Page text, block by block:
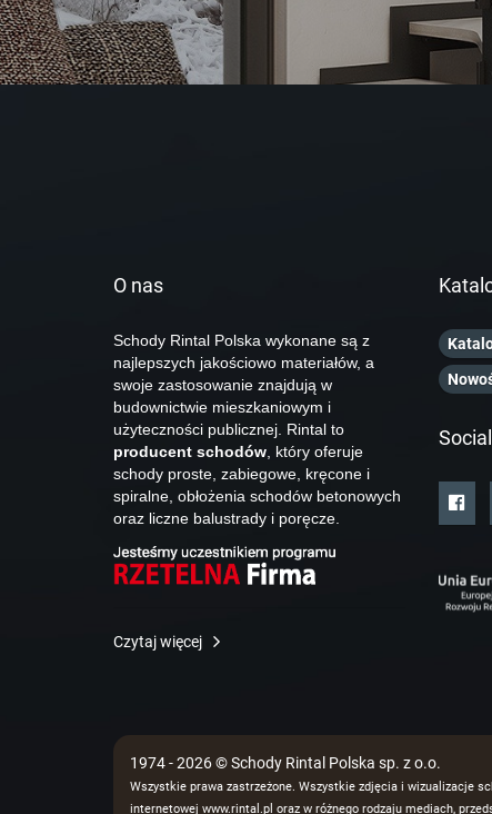
O nas
Schody Rintal Polska wykonane są z
najlepszych jakościowo materiałów, a
swoje zastosowanie znajdują w
budownictwie mieszkaniowym i
użyteczności publicznej. Rintal to
producent schodów , który oferuje
schody proste, zabiegowe, kręcone i
spiralne, obłożenia schodów betonowych
oraz liczne balustrady i poręcze.
Czytaj więcej
1974 - 2026 © Schody Rintal Polska sp. z o.o.
Wszystkie prawa zastrzeżone. Wszystkie zdjęcia i wizualizacje
internetowej www.rintal.pl oraz w różnego rodzaju mediach,